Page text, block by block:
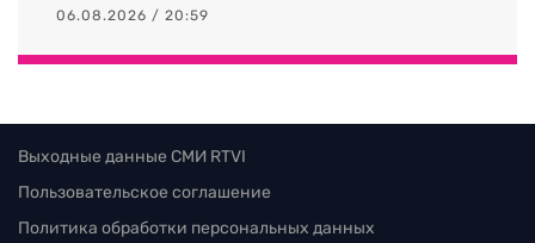
06.08.2026 / 20:59
Выходные данные СМИ RTVI
Пользовательское соглашение
Политика обработки персональных данных